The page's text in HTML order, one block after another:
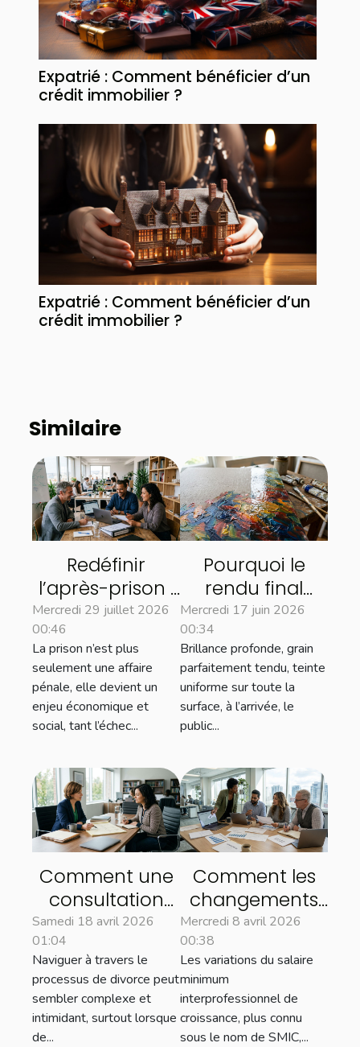
Expatrié : Comment bénéficier d’un
crédit immobilier ?
Expatrié : Comment bénéficier d’un
crédit immobilier ?
Similaire
Redéfinir
l’après-prison :
entreprises,
insertion sociale
Mercredi 29 juillet 2026
00:46
La prison n’est plus
seulement une affaire
pénale, elle devient un
enjeu économique et
social, tant l’échec...
Pourquoi le
rendu final
d’une peinture
dépend-il
souvent du
laquage
Mercredi 17 juin 2026
00:34
Brillance profonde, grain
parfaitement tendu, teinte
uniforme sur toute la
surface, à l’arrivée, le
public...
Comment une
consultation
initiale peut
clarifier votre
processus de
divorce ?
Samedi 18 avril 2026
01:04
Naviguer à travers le
processus de divorce peut
sembler complexe et
intimidant, surtout lorsque
de...
Comment les
changements
du SMIC
influencent le
marché du
travail ?
Mercredi 8 avril 2026
00:38
Les variations du salaire
minimum
interprofessionnel de
croissance, plus connu
sous le nom de SMIC,...